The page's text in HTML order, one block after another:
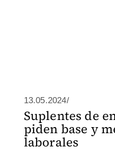
13.05.2024/
Suplentes de
piden base y
laborales